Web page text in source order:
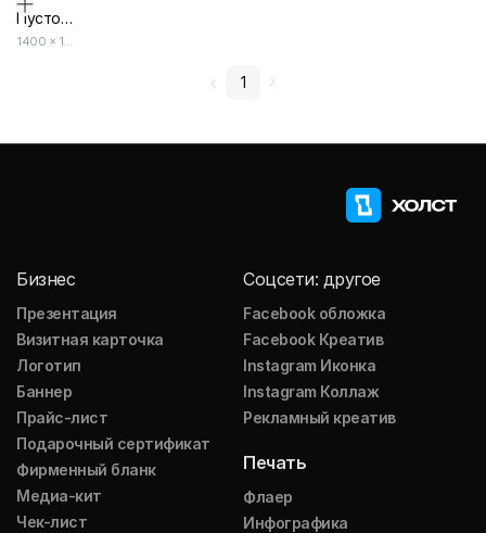
Пустой дизайн-макет
1400 × 1000
1
Бизнес
Презентация
Визитная карточка
Логотип
Баннер
Прайс-лист
Подарочный сертификат
Фирменный бланк
Медиа-кит
Чек-лист
Соцсети: другое
Facebook обложка
Facebook Креатив
Instagram Иконка
Instagram Коллаж
Рекламный креатив
Печать
Флаер
Инфографика